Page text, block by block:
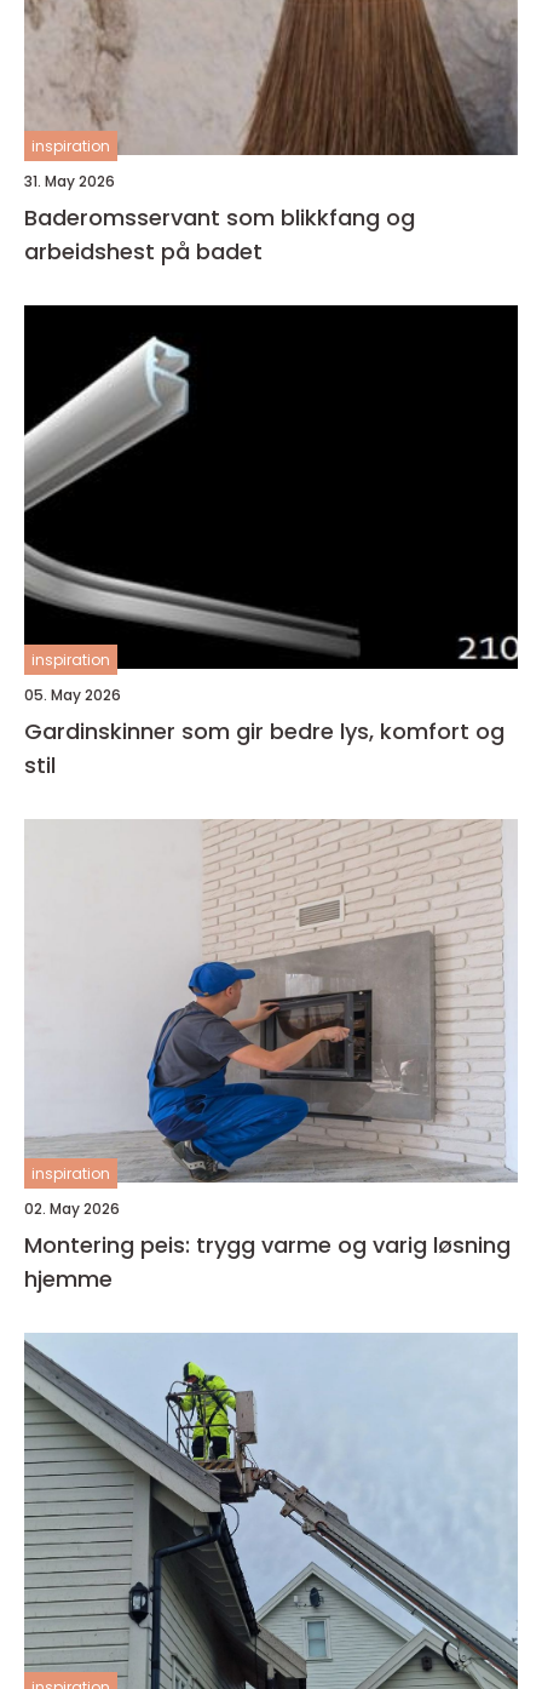
inspiration
31. May 2026
Baderomsservant som blikkfang og
arbeidshest på badet
inspiration
05. May 2026
Gardinskinner som gir bedre lys, komfort og
stil
inspiration
02. May 2026
Montering peis: trygg varme og varig løsning
hjemme